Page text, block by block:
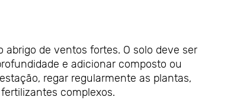
de ventos fortes. O solo deve ser
e adicionar composto ou
regar regularmente as plantas,
complexos.